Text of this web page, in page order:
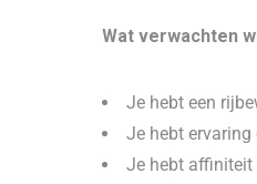
Wat verwachten
Je hebt een
Je hebt
Je hebt